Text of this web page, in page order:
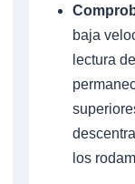
baja
lectura
los